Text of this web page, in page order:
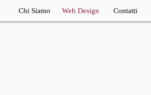
Chi Siamo Web Design Contatti